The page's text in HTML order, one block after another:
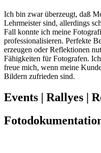
Ich bin zwar überzeugt, daß
Lehrmeister sind, allerdings
Fall konnte ich meine
professionalisieren. Perfekte
erzeugen oder Reflektionen
Fähigkeiten für Fotografen.
freue mich, wenn meine
Bildern zufrieden sind.
Events | Rallyes |